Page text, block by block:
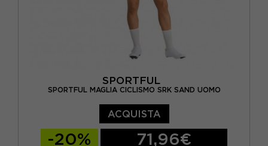
SPORTFUL
SPORTFUL MAGLIA CICLISMO SRK SAND UOMO
ACQUISTA
-20% 71,96€